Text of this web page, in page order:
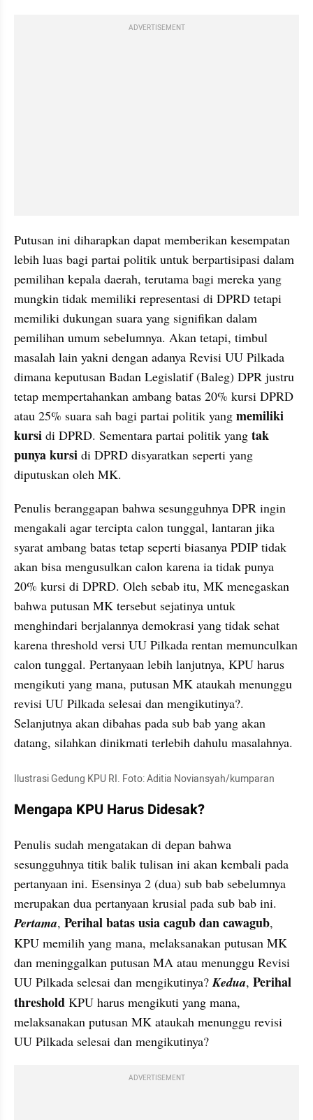
ADVERTISEMENT
Putusan ini diharapkan dapat memberikan kesempatan
lebih luas bagi partai politik untuk berpartisipasi dalam
pemilihan kepala daerah, terutama bagi mereka yang
mungkin tidak memiliki representasi di DPRD tetapi
memiliki dukungan suara yang signifikan dalam
pemilihan umum sebelumnya. Akan tetapi, timbul
masalah lain yakni dengan adanya Revisi UU Pilkada
dimana keputusan Badan Legislatif (Baleg) DPR justru
tetap mempertahankan ambang batas 20% kursi DPRD
atau 25% suara sah bagi partai politik yang memiliki
kursi di DPRD. Sementara partai politik yang tak
punya kursi di DPRD disyaratkan seperti yang
diputuskan oleh MK.
Penulis beranggapan bahwa sesungguhnya DPR ingin
mengakali agar tercipta calon tunggal, lantaran jika
syarat ambang batas tetap seperti biasanya PDIP tidak
akan bisa mengusulkan calon karena ia tidak punya
20% kursi di DPRD. Oleh sebab itu, MK menegaskan
bahwa putusan MK tersebut sejatinya untuk
menghindari berjalannya demokrasi yang tidak sehat
karena threshold versi UU Pilkada rentan memunculkan
calon tunggal. Pertanyaan lebih lanjutnya, KPU harus
mengikuti yang mana, putusan MK ataukah menunggu
revisi UU Pilkada selesai dan mengikutinya?.
Selanjutnya akan dibahas pada sub bab yang akan
datang, silahkan dinikmati terlebih dahulu masalahnya.
Ilustrasi Gedung KPU RI. Foto: Aditia Noviansyah/kumparan
Mengapa KPU Harus Didesak?
Penulis sudah mengatakan di depan bahwa
sesungguhnya titik balik tulisan ini akan kembali pada
pertanyaan ini. Esensinya 2 (dua) sub bab sebelumnya
Pertama, Perihal batas usia cagub dan cawagub,
KPU memilih yang mana, melaksanakan putusan MK
dan meninggalkan putusan MA atau menunggu Revisi
UU Pilkada selesai dan mengikutinya? Kedua, Perihal
threshold KPU harus mengikuti yang mana,
melaksanakan putusan MK ataukah menunggu revisi
UU Pilkada selesai dan mengikutinya?
ADVERTISEMENT